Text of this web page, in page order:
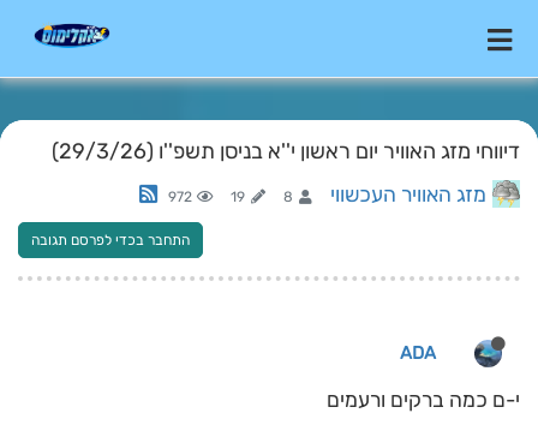
דיווחי מזג האוויר יום ראשון י''א בניסן תשפ''ו (29/3/26)
מזג האוויר העכשווי 8
19
972
התחבר בכדי לפרסם תגובה
ADA
י-ם כמה ברקים ורעמים